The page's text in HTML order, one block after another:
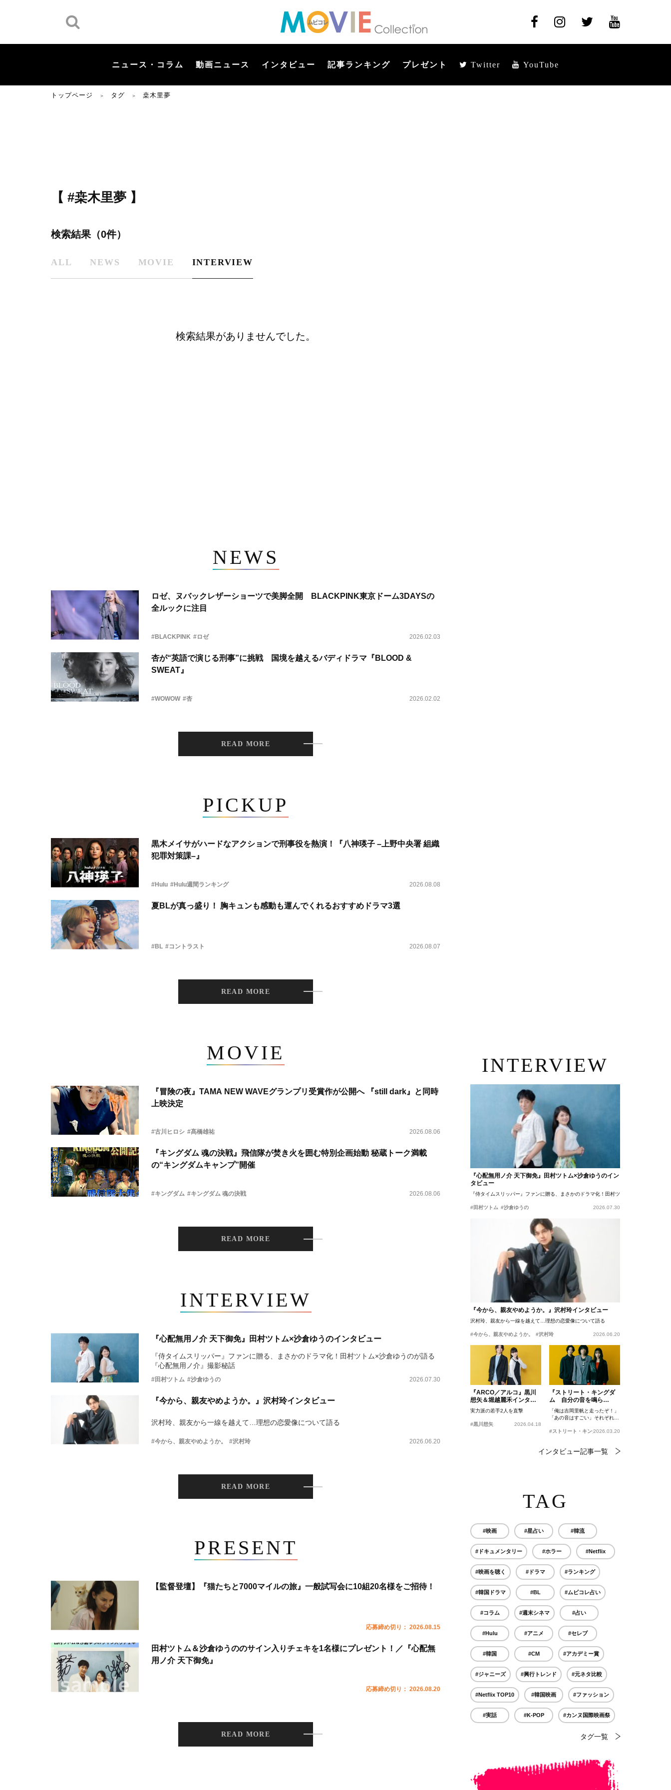
ニュース・コラム 動画ニュース インタビュー 記事ランキング プレゼント Twitter YouTube
トップページ ＞ タグ ＞ 桒木里夢
【 #桒木里夢 】
検索結果（0件）
ALL NEWS MOVIE INTERVIEW
検索結果がありませんでした。
NEWS
ロゼ、ヌバックレザーショーツで美脚全開 BLACKPINK東京ドーム3DAYSの
全ルックに注目
#BLACKPINK #ロゼ 2026.02.03
杏が“英語で演じる刑事”に挑戦 国境を越えるバディドラマ『BLOOD &
SWEAT』
#WOWOW #杏 2026.02.02
READ MORE
PICKUP
黒木メイサがハードなアクションで刑事役を熱演！『八神瑛子 –上野中央署 組織
犯罪対策課–』
#Hulu #Hulu週間ランキング 2026.08.08
夏BLが真っ盛り！ 胸キュンも感動も運んでくれるおすすめドラマ3選
#BL #コントラスト 2026.08.07
READ MORE
MOVIE
『冒険の夜』TAMA NEW WAVEグランプリ受賞作が公開へ 『still dark』と同時
上映決定
#古川ヒロシ #髙橋雄祐 2026.08.06
『キングダム 魂の決戦』飛信隊が焚き火を囲む特別企画始動 秘蔵トーク満載
の“キングダムキャンプ”開催
#キングダム #キングダム 魂の決戦 2026.08.06
READ MORE
INTERVIEW
『心配無用ノ介 天下御免』田村ツトム×沙倉ゆうのインタビュー
『侍タイムスリッパー』ファンに贈る、まさかのドラマ化！田村ツトム×沙倉ゆうのが語る
『心配無用ノ介』撮影秘話
#田村ツトム #沙倉ゆうの 2026.07.30
『今から、親友やめようか。』沢村玲インタビュー
沢村玲、親友から一線を越えて…理想の恋愛像について語る
#今から、親友やめようか。 #沢村玲 2026.06.20
READ MORE
PRESENT
【監督登壇】『猫たちと7000マイルの旅』一般試写会に10組20名様をご招待！
応募締め切り： 2026.08.15
田村ツトム＆沙倉ゆうののサイン入りチェキを1名様にプレゼント！／『心配無
用ノ介 天下御免』
応募締め切り： 2026.08.20
READ MORE
INTERVIEW
『心配無用ノ介 天下御免』田村ツトム×沙倉ゆうのイン
タビュー
『侍タイムスリッパー』ファンに贈る、まさかのドラマ化！田村ツトム×沙倉ゆうのが語
#田村ツトム #沙倉ゆうの 2026.07.30
『今から、親友やめようか。』沢村玲インタビュー
沢村玲、親友から一線を越えて…理想の恋愛像について語る
#今から、親友やめようか。 #沢村玲 2026.06.20
『ARCO／アルコ』黒川
想矢＆堀越麗禾インタビ
ュー
実力派の若手2人を直撃
#黒川想矢 2026.04.18
『ストリート・キングダ
ム 自分の音を鳴ら
せ。』峯田和伸、若葉竜
也、吉岡里帆インタビュ
ー
「俺は吉岡里帆と走ったぞ！」
「あの音はすごい」それぞれの
#ストリート・キングダム 自分の音を鳴らせ。
2026.03.20
インタビュー記事一覧
TAG
#映画 #星占い #韓流
#ドキュメンタリー #ホラー #Netflix
#映画を聴く #ドラマ #ランキング
#韓国ドラマ #BL #ムビコレ占い
#コラム #週末シネマ #占い
#Hulu #アニメ #セレブ
#韓国 #CM #アカデミー賞
#ジャニーズ #興行トレンド #元ネタ比較
#Netflix TOP10 #韓国映画 #ファッション
#実話 #K-POP #カンヌ国際映画祭
タグ一覧